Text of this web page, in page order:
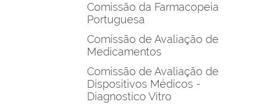
Comissão da Farmacopeia
Portuguesa
Comissão de Avaliação de
Medicamentos
Comissão de Avaliação de
Dispositivos Médicos -
Diagnostico Vitro